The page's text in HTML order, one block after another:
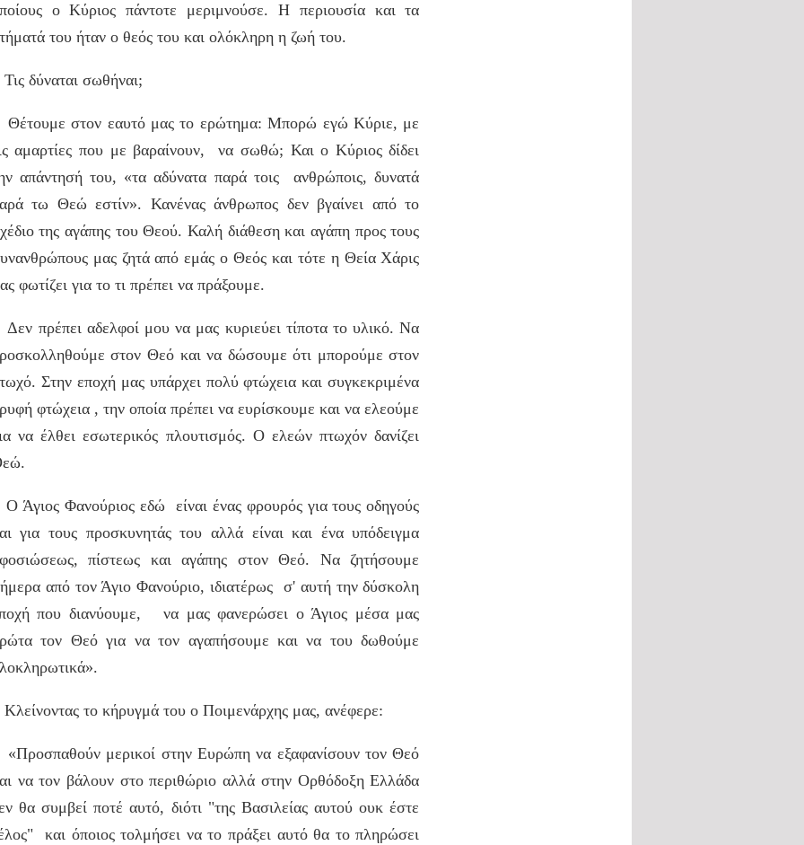
ο Κύριος πάντοτε μεριμνούσε. Η περιουσία και τα
του ήταν ο θεός του και ολόκληρη η ζωή του.
Τις δύναται σωθήναι;
Θέτουμε στον εαυτό μας το ερώτημα: Μπορώ εγώ Κύριε, με
αμαρτίες που με βαραίνουν, να σωθώ; Και ο Κύριος δίδει
απάντησή του, «τα αδύνατα παρά τοις ανθρώποις, δυνατά
τω Θεώ εστίν». Κανένας άνθρωπος δεν βγαίνει από το
της αγάπης του Θεού. Καλή διάθεση και αγάπη προς τους
μας ζητά από εμάς ο Θεός και τότε η Θεία Χάρις
φωτίζει για το τι πρέπει να πράξουμε.
Δεν πρέπει αδελφοί μου να μας κυριεύει τίποτα το υλικό. Να
στον Θεό και να δώσουμε ότι μπορούμε στον
Στην εποχή μας υπάρχει πολύ φτώχεια και συγκεκριμένα
φτώχεια , την οποία πρέπει να ευρίσκουμε και να ελεούμε
να έλθει εσωτερικός πλουτισμός. Ο ελεών πτωχόν δανίζει
Ο Άγιος Φανούριος εδώ είναι ένας φρουρός για τους οδηγούς
για τους προσκυνητάς του αλλά είναι και ένα υπόδειγμα
πίστεως και αγάπης στον Θεό. Να ζητήσουμε
από τον Άγιο Φανούριο, ιδιατέρως σ' αυτή την δύσκολη
που διανύουμε, να μας φανερώσει ο Άγιος μέσα μας
τον Θεό για να τον αγαπήσουμε και να του δωθούμε
Κλείνοντας το κήρυγμά του ο Ποιμενάρχης μας, ανέφερε:
«Προσπαθούν μερικοί στην Ευρώπη να εξαφανίσουν τον Θεό
να τον βάλουν στο περιθώριο αλλά στην Ορθόδοξη Ελλάδα
θα συμβεί ποτέ αυτό, διότι "της Βασιλείας αυτού ουκ έστε
και όποιος τολμήσει να το πράξει αυτό θα το πληρώσει